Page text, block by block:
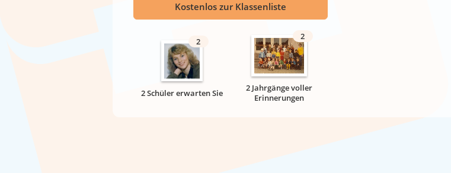
Kostenlos zur Klassenliste
2
2 Schüler erwarten Sie
2
2 Jahrgänge voller
Erinnerungen